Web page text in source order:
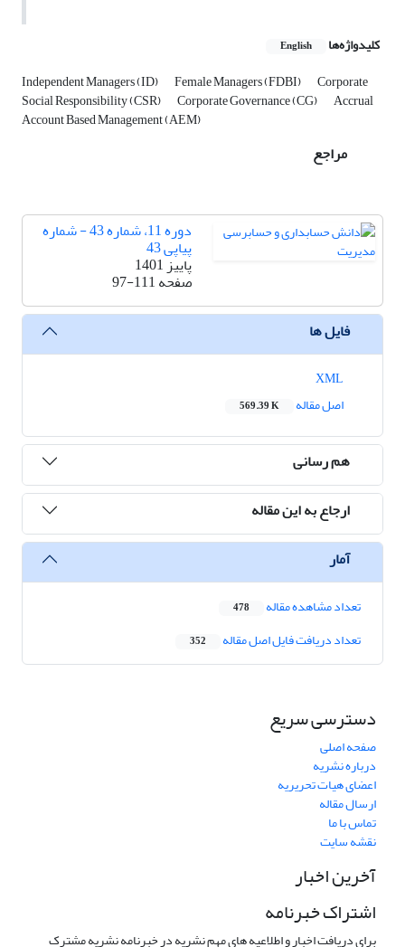
کلیدواژه‌ها English
Independent Managers (ID) Female Managers (FDBI) Corporate
Social Responsibility (CSR) Corporate Governance (CG) Accrual
Account Based Management (AEM)
مراجع
دوره 11، شماره 43 - شماره
پیاپی 43
پاییز 1401
صفحه97-111
فایل ها
اصل مقاله
569.39 K
هم رسانی
ارجاع به این مقاله
آمار
تعداد مشاهده مقاله 478
تعداد دریافت فایل اصل مقاله 352
دسترسی سریع
صفحه اصلی
درباره نشریه
اعضای هیات تحریریه
ارسال مقاله
تماس با ما
نقشه سایت
آخرین اخبار
اشتراک خبرنامه
برای دریافت اخبار و اطلاعیه های مهم نشریه در خبرنامه نشریه مشترک